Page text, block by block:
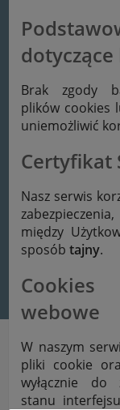
Brak zgody
plików cookies
uniemożliwić
Certyfikat
Nasz serwis
między
sposóbtajny.
webowe
W naszym
pliki cookie
wyłącznie do
stanu